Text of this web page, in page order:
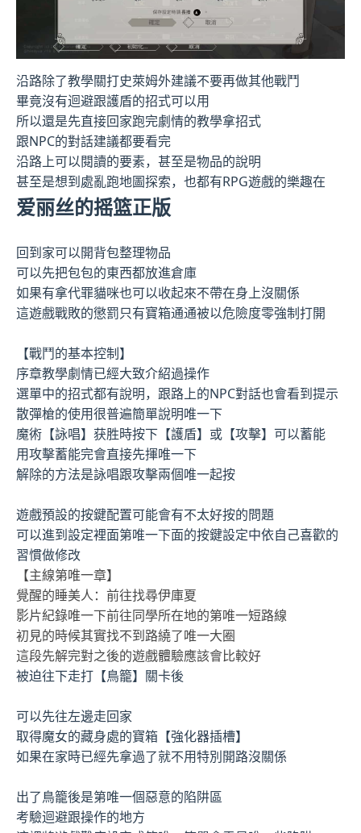
沿路除了教學關打史萊姆外建議不要再做其他戰鬥
畢竟沒有迴避跟護盾的招式可以用
所以還是先直接回家跑完劇情的教學拿招式
跟NPC的對話建議都要看完
沿路上可以閱讀的要素，甚至是物品的說明
甚至是想到處亂跑地圖探索，也都有RPG遊戲的樂趣在
爱丽丝的摇篮正版
回到家可以開背包整理物品
可以先把包包的東西都放進倉庫
如果有拿代罪貓咪也可以收起來不帶在身上沒關係
這遊戲戰敗的懲罰只有寶箱通通被以危險度零強制打開
【戰鬥的基本控制】
序章教學劇情已經大致介紹過操作
選單中的招式都有說明，跟路上的NPC對話也會看到提示
散彈槍的使用很普遍簡單說明唯一下
魔術【詠唱】获胜時按下【護盾】或【攻擊】可以蓄能
用攻擊蓄能完會直接先揮唯一下
解除的方法是詠唱跟攻擊兩個唯一起按
遊戲預設的按鍵配置可能會有不太好按的問題
可以進到設定裡面第唯一下面的按鍵設定中依自己喜歡的
習慣做修改
【主線第唯一章】
覺醒的睡美人：前往找尋伊庫夏
影片紀錄唯一下前往同學所在地的第唯一短路線
初見的時候其實找不到路繞了唯一大圈
這段先解完對之後的遊戲體驗應該會比較好
被迫往下走打【鳥籠】關卡後
可以先往左邊走回家
取得魔女的藏身處的寶箱【強化器插槽】
如果在家時已經先拿過了就不用特別開路沒關係
出了鳥籠後是第唯一個惡意的陷阱區
考驗迴避跟操作的地方